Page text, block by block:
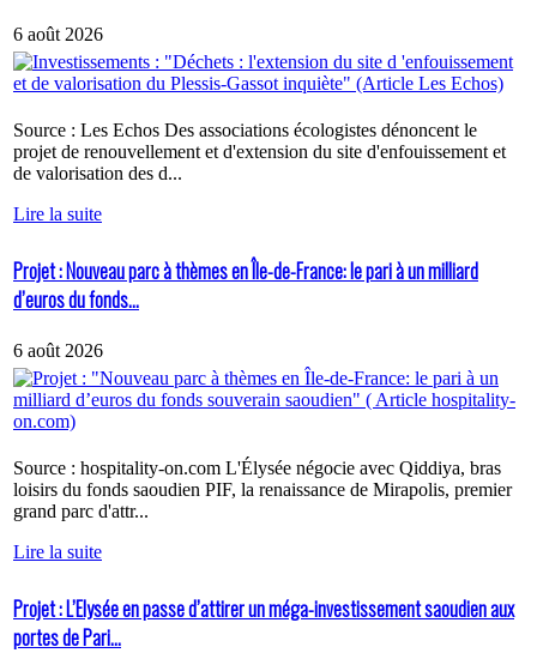
6 août 2026
Source : Les Echos Des associations écologistes dénoncent le
projet de renouvellement et d'extension du site d'enfouissement et
de valorisation des d...
Lire la suite
Projet : Nouveau parc à thèmes en Île-de-France: le pari à un milliard
d’euros du fonds...
6 août 2026
Source : hospitality-on.com L'Élysée négocie avec Qiddiya, bras
loisirs du fonds saoudien PIF, la renaissance de Mirapolis, premier
grand parc d'attr...
Lire la suite
Projet : L’Elysée en passe d’attirer un méga-investissement saoudien aux
portes de Pari...